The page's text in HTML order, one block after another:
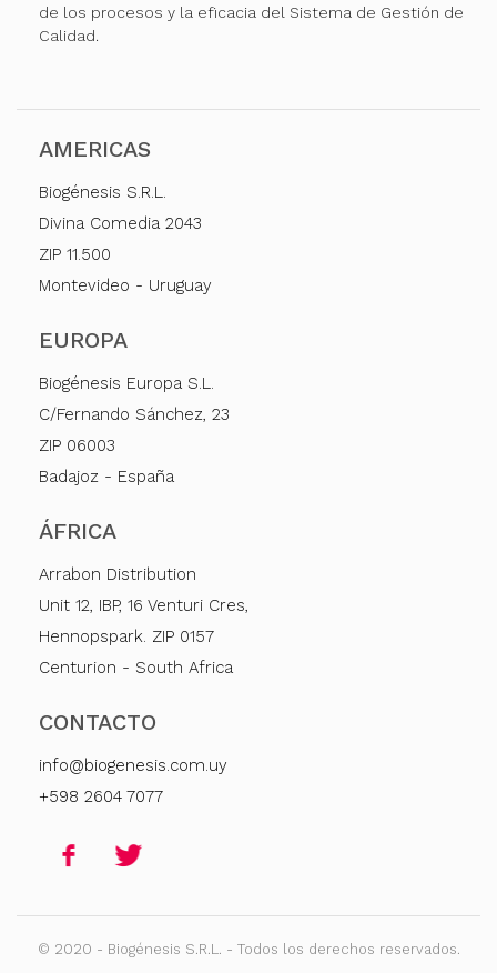
de los procesos y la eficacia del Sistema de Gestión de
Calidad.
AMERICAS
Biogénesis S.R.L.
Divina Comedia 2043
ZIP 11.500
Montevideo - Uruguay
EUROPA
Biogénesis Europa S.L.
C/Fernando Sánchez, 23
ZIP 06003
Badajoz - España
ÁFRICA
Arrabon Distribution
Unit 12, IBP, 16 Venturi Cres,
Hennopspark. ZIP 0157
Centurion - South Africa
CONTACTO
info@biogenesis.com.uy
+598 2604 7077
© 2020 - Biogénesis S.R.L. - Todos los derechos reservados.